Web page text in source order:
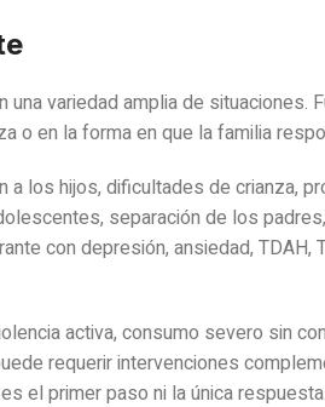
variedad amplia de situaciones.
o en la forma en que la familia
los hijos, dificultades de crianza,
separación de los
con depresión, ansiedad, TDAH,
activa, consumo severo sin
requerir intervenciones
el primer paso ni la única respuesta.